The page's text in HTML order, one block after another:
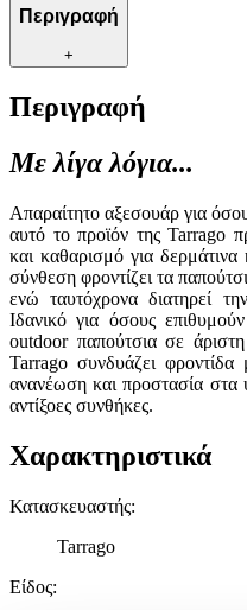
Περιγραφή
+
Περιγραφή
Με λίγα λόγια...
Απαραίτητο αξεσουάρ για
αυτό το προϊόν της Tarrago
και καθαρισμό για
σύνθεση φροντίζει τα
ενώ ταυτόχρονα διατηρεί
Ιδανικό για όσους
outdoor παπούτσια σε
Tarrago συνδυάζει
ανανέωση και προστασία
αντίξοες συνθήκες.
Χαρακτηριστικά
Κατασκευαστής:
Tarrago
Είδος: